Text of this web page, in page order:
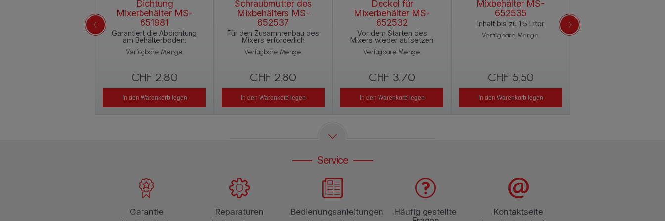
Dichtung
Mixerbehälter MS-
651981
Garantiert die Abdichtung
am Behälterboden.
Verfügbare Menge.
CHF 2.80
In den Warenkorb legen
Schraubmutter des
Mixbehälters MS-
652537
Für den Zusammenbau des
Mixers erforderlich
Verfügbare Menge.
CHF 2.80
In den Warenkorb legen
Deckel für
Mixerbehälter MS-
652532
Vor dem Starten des
Mixers wieder aufsetzen
Verfügbare Menge.
CHF 3.70
In den Warenkorb legen
Mixbehälter MS-
652535
Inhalt bis zu 1,5 Liter
Verfügbare Menge.
CHF 5.50
In den Warenkorb legen
Service
Garantie Reparaturen Bedienungsanleitungen
Häufig gestellte
Kontaktseite